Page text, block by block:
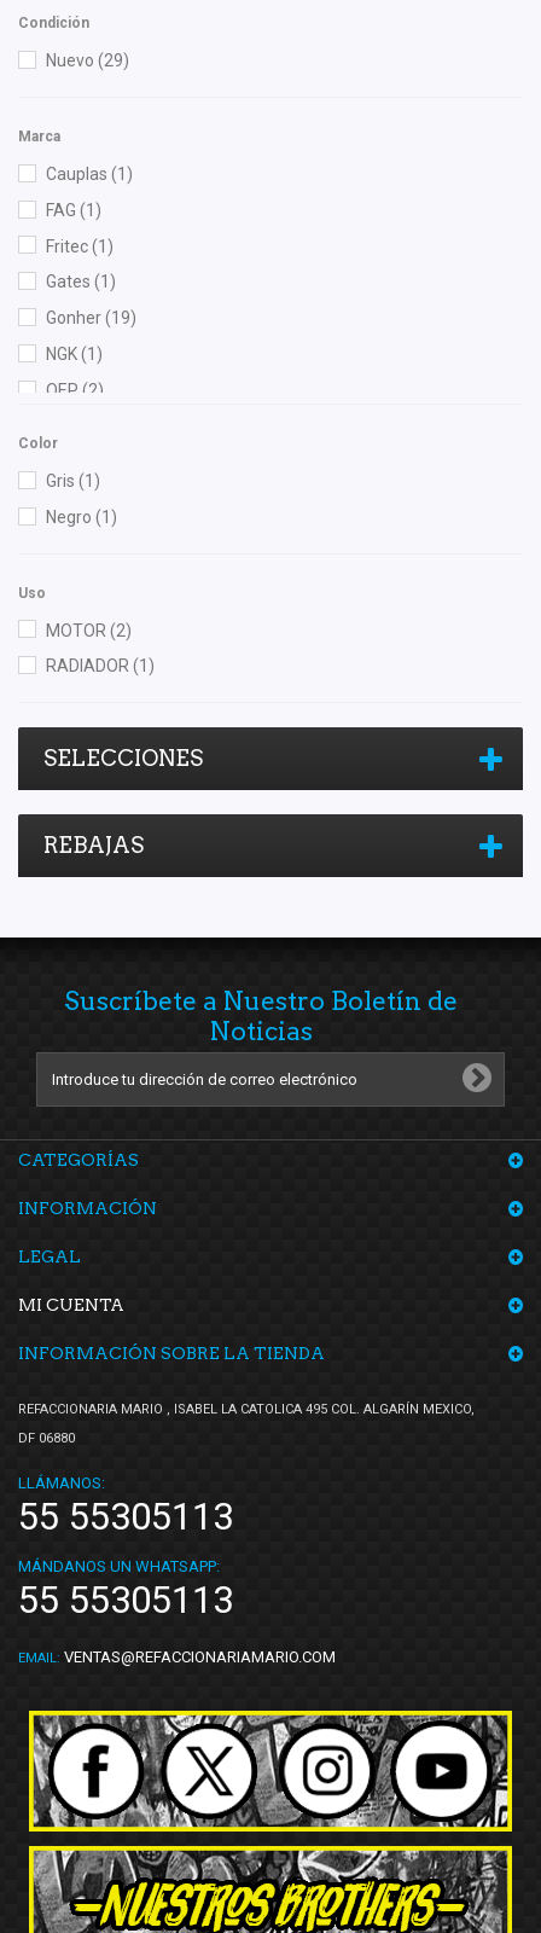
Condición
Nuevo (29)
Marca
Cauplas (1)
FAG (1)
Fritec(1)
Gates (1)
Gonher(19)
NGK(1)
OEP (2)
Color
Gris (1)
Negro (1)
Uso
MOTOR (2)
RADIADOR(1)
SELECCIONES
REBAJAS
Suscríbete a Nuestro Boletín de
Noticias
CATEGORÍAS
INFORMACIÓN
LEGAL
MI CUENTA
INFORMACIÓN SOBRE LA TIENDA
REFACCIONARIA MARIO , ISABEL LA CATOLICA 495 COL. ALGARÍN MEXICO,
DF 06880
LLÁMANOS:
55 55305113
MÁNDANOS UN WHATSAPP:
55 55305113
EMAIL: VENTAS@REFACCIONARIAMARIO.COM